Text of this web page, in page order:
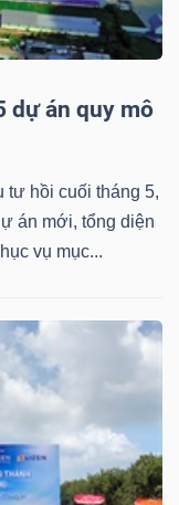
dự án quy mô
tư hồi cuối tháng 5,
án mới, tổng diện
vụ mục...